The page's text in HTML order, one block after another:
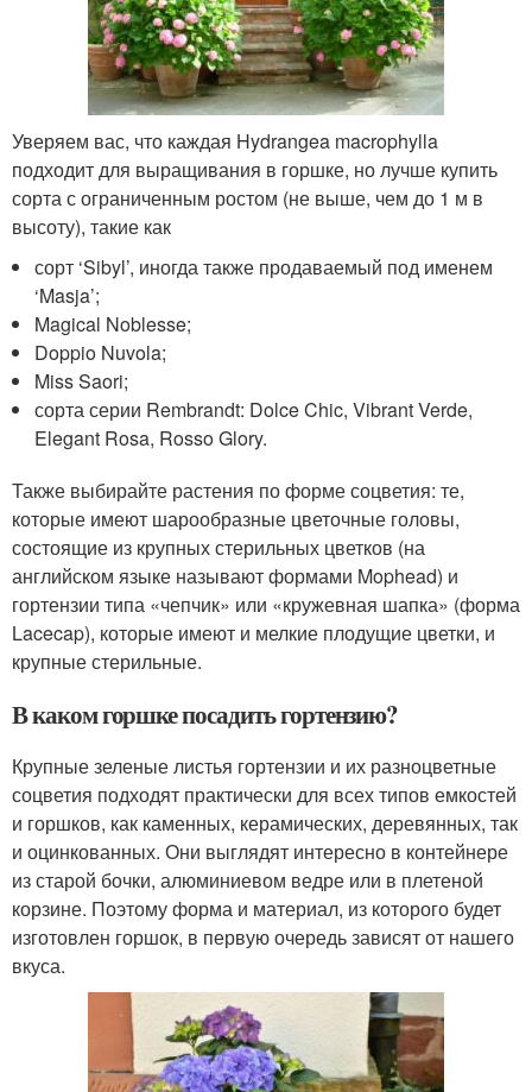
Уверяем вас, что каждая Hydrangea macrophylla
подходит для выращивания в горшке, но лучше купить
сорта с ограниченным ростом (не выше, чем до 1 м в
высоту), такие как
сорт ‘Sibyl’, иногда также продаваемый под именем
‘Masja’;
Magical Noblesse;
Doppio Nuvola;
Miss Saori;
сорта серии Rembrandt: Dolce Chic, Vibrant Verde,
Elegant Rosa, Rosso Glory.
Также выбирайте растения по форме соцветия: те,
которые имеют шарообразные цветочные головы,
состоящие из крупных стерильных цветков (на
английском языке называют формами Mophead) и
гортензии типа «чепчик» или «кружевная шапка» (форма
Lacecap), которые имеют и мелкие плодущие цветки, и
крупные стерильные.
В каком горшке посадить гортензию?
Крупные зеленые листья гортензии и их разноцветные
соцветия подходят практически для всех типов емкостей
и горшков, как каменных, керамических, деревянных, так
и оцинкованных. Они выглядят интересно в контейнере
из старой бочки, алюминиевом ведре или в плетеной
корзине. Поэтому форма и материал, из которого будет
изготовлен горшок, в первую очередь зависят от нашего
вкуса.